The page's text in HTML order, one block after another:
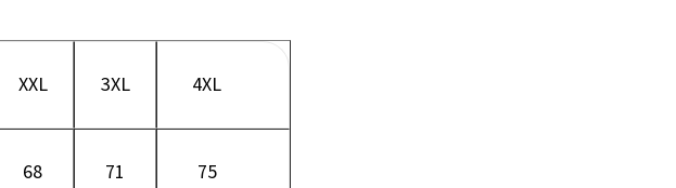
XXL 3XL 4XL
68 71 75